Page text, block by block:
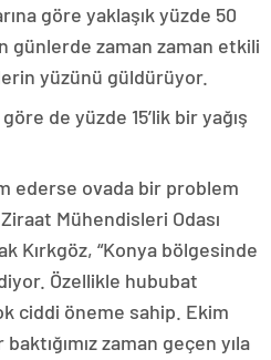
göre yaklaşık yüzde 50
günlerde zaman zaman etkili
yüzünü güldürüyor.
de yüzde 15’lik bir yağış
ederse ovada bir problem
Mühendisleri Odası
Kırkgöz, “Konya bölgesinde
Özellikle hububat
ciddi öneme sahip. Ekim
zaman geçen yıla